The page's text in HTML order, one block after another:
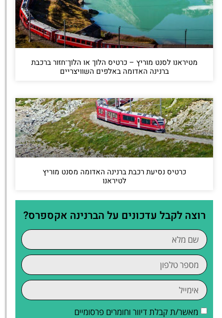
מטיראנו לסנט מוריץ – כרטיס הלוך או הלוך־חזור ברכבת
ברנינה האדומה באלפים השוויצריים
כרטיס נסיעת רכבת ברנינה האדומה מסנט מוריץ
לטיראנו
רוצה לקבל עדכונים על הברנינה אקספרס?
מאשר/ת קבלת דיוור וחומרים פרסומיים